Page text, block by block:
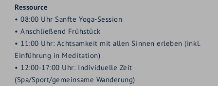
Ressource
• 08:00 Uhr Sanfte Yoga-Session
•Anschließend Frühstück
• 11:00 Uhr: Achtsamkeit mit allen Sinnen erleben (inkl.
Einführung in Meditation)
• 12:00-17:00 Uhr: Individuelle Zeit
(Spa/Sport/gemeinsame Wanderung)